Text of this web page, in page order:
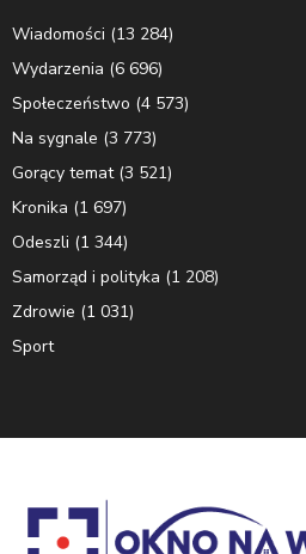
Wiadomości (13 284)
Wydarzenia (6 696)
Społeczeństwo (4 573)
Na sygnale (3 773)
Gorący temat(3 521)
Kronika (1 697)
Odeszli (1 344)
Samorząd i polityka (1 208)
Zdrowie (1 031)
Sport